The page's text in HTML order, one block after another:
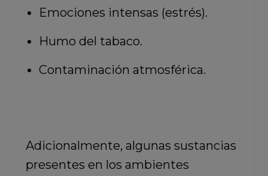
Emociones intensas (estrés).
Humo del tabaco.
Contaminación atmosférica.
Adicionalmente, algunas sustancias
presentes en los ambientes